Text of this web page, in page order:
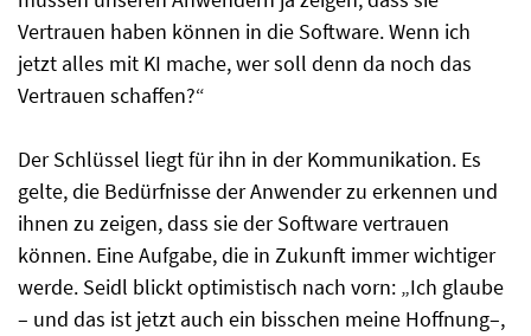
Vertrauen haben können in die Software. Wenn ich
jetzt alles mit KI mache, wer soll denn da noch das
Vertrauen schaffen?“
Der Schlüssel liegt für ihn in der Kommunikation. Es
gelte, die Bedürfnisse der Anwender zu erkennen und
ihnen zu zeigen, dass sie der Software vertrauen
können. Eine Aufgabe, die in Zukunft immer wichtiger
werde. Seidl blickt optimistisch nach vorn: „Ich glaube
– und das ist jetzt auch ein bisschen meine Hoffnung–,